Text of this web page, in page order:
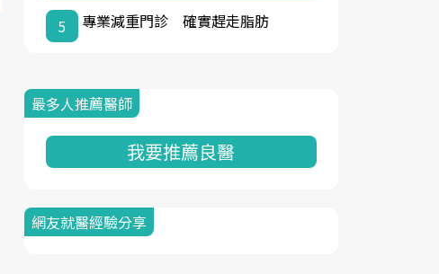
5 專業減重門診 確實趕走脂肪
最多人推薦醫師
我要推薦良醫
網友就醫經驗分享